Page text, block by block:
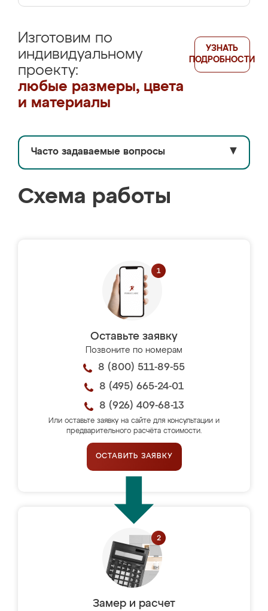
Изготовим по
индивидуальному
проекту:
любые размеры, цвета
и материалы
УЗНАТЬ
ПОДРОБНОСТИ
Часто задаваемые вопросы ▼
Схема работы
Оставьте заявку
Позвоните по номерам
8 (800) 511-89-55
8 (495) 665-24-01
8 (926) 409-68-13
Или оставьте заявку на сайте для консультации и
предварительного расчёта стоимости.
ОСТАВИТЬ ЗАЯВКУ
Замер и расчет